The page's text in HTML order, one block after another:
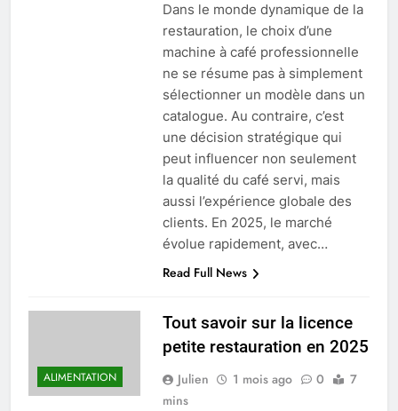
Dans le monde dynamique de la
restauration, le choix d’une
machine à café professionnelle
ne se résume pas à simplement
sélectionner un modèle dans un
catalogue. Au contraire, c’est
une décision stratégique qui
peut influencer non seulement
la qualité du café servi, mais
aussi l’expérience globale des
clients. En 2025, le marché
évolue rapidement, avec…
Read Full News
ALIMENTATION
Tout savoir sur la licence
petite restauration en 2025
Julien 1 mois ago 0
7
mins